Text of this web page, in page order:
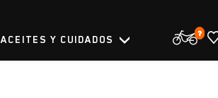
ACEITES Y CUIDADOS